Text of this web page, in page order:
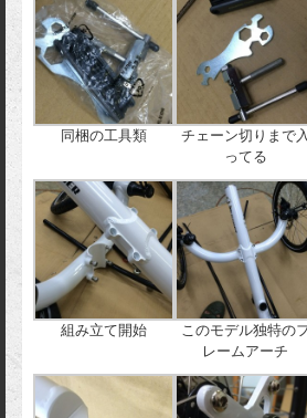
同梱の工具類
チェーン切りまで入
ってる
組み立て開始
このモデル独特の
レームアーチ